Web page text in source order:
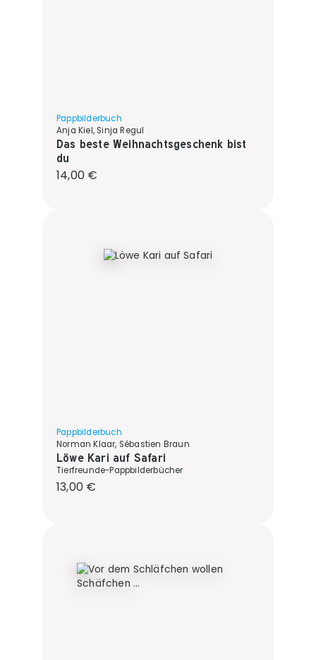
Pappbilderbuch
Anja Kiel, Sinja Regul
Das beste Weihnachtsgeschenk bist
du
Regulärer Preis:
14,00 €
Pappbilderbuch
Norman Klaar, Sébastien Braun
Löwe Kari auf Safari
Tierfreunde-Pappbilderbücher
Regulärer Preis:
13,00 €